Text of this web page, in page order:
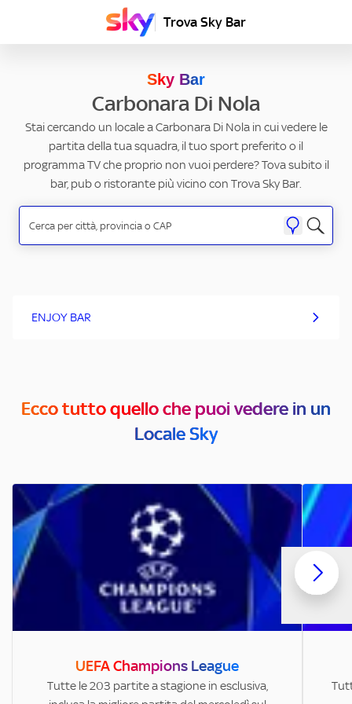
Trova Sky Bar
Sky Bar
Carbonara Di Nola
Stai cercando un locale a Carbonara Di Nola in cui vedere le
partita della tua squadra, il tuo sport preferito o il
programma TV che proprio non vuoi perdere? Tova subito il
bar, pub o ristorante più vicino con Trova Sky Bar.
ENJOY BAR
Ecco tutto quello che puoi vedere in un
Locale Sky
UEFA Champions League
Tutte le 203 partite a stagione in esclusiva,